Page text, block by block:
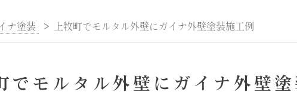
ナ塗装 > 上牧町でモルタル外壁にガイナ外壁塗装施工例
でモルタル外壁にガイナ外壁